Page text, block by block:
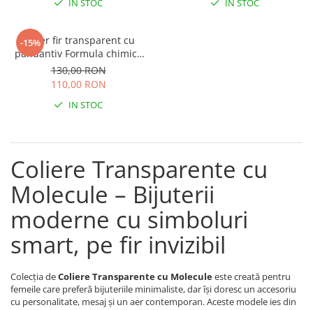
Coliere Transparente cu Stea
Coliere Transparente cu Soare
Coliere Transparente cu Semilună
Coliere Transparente cu Zodii
Coliere Transparente cu Perle
Coliere Transparente cu Initiale
Coliere Transparente cu Pietre
Naturale
Coliere Transparente Diverse
LĂNȚIȘOARE ARGINT
Lănțișoare cu Inimioare
Lănțișoare cu Cruce
Lănțișoare cu Stea
Lănțișoare cu Soare
Brățări din Argint cu pietre
Brățări elastice cu pietre
semiprețioase
LĂNȚIȘOARE ARGINT
IN STOC IN STOC
-15%
Colier fir transparent cu
pandantiv Formula chimica
Ciocolata din Argint 925
130,00 RON
110,00 RON
IN STOC
Coliere Transparente cu
Molecule – Bijuterii
moderne cu simboluri
smart, pe fir invizibil
Colecția deColiere Transparente cu Moleculeeste creată pentru
femeile care preferă bijuteriile minimaliste, dar își doresc un accesoriu
cu personalitate, mesaj și un aer contemporan. Aceste modele ies din